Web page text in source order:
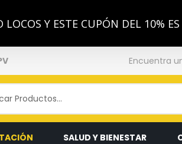
Y ESTE CUPÓN DEL 10% ES
Encuentra
SALUD Y BIENESTAR